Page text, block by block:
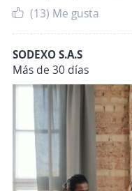
(13) Me gusta
SODEXO S.A.S
Más de 30 días